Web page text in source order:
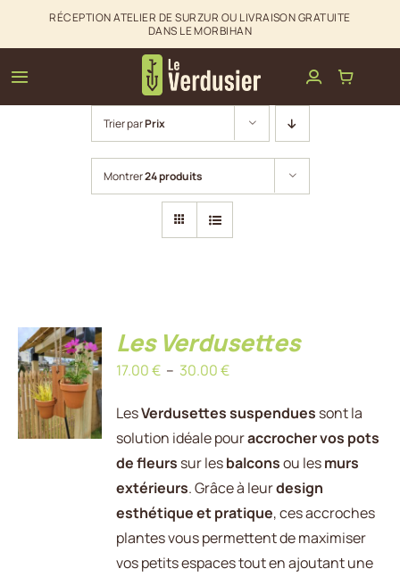
RÉCEPTION ATELIER DE SURZUR OU LIVRAISON GRATUITE
DANS LE MORBIHAN
Toggle
Navigation
Clôtures & palissades
Aménagements extérieurs
La boutique du Verdusier
Trier parPrix
Montrer24 produits
CHOIX
DES
OPTIONS
CE
PRODUIT
A
PLUSIEURS
VARIATIONS.
DÉTAILS
Les Verdusettes
17.00€ – 30.00€Plage
prix :
17.00 €
à
30.00 €
LesVerdusettes suspendues sont la
solution idéale pouraccrocher vos pots
de fleurs sur lesbalconsou lesmurs
extérieurs. Grâce à leurdesign
esthétique et pratique, ces accroches
plantes vous permettent de maximiser
vos petits espaces tout en ajoutant une